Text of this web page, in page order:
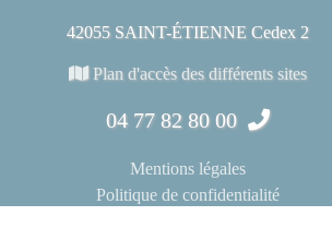
42055 SAINT-ÉTIENNE Cedex 2
Plan d'accès des différents sites
04 77 82 80 00
Mentions légales
Politique de confidentialité